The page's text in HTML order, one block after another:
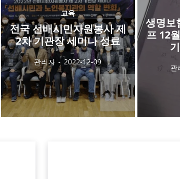
교육
전국 선배시민자원봉사 제
2차 기관장 세미나 성료
관리자 - 2022-12-09
생명보
프 12
관